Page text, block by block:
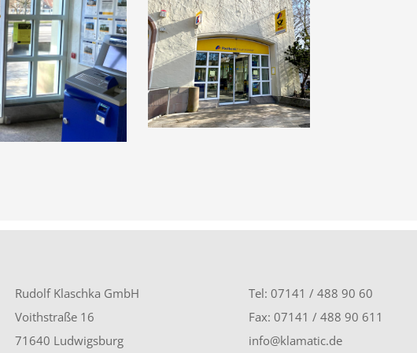
Rudolf Klaschka GmbH
Voithstraße 16
71640 Ludwigsburg
Tel: 07141 / 488 90 60
Fax: 07141 / 488 90 611
info@klamatic.de